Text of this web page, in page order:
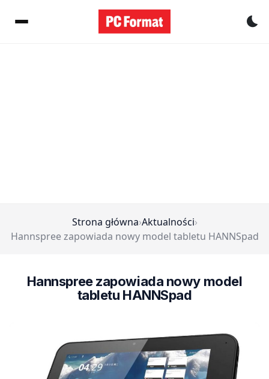
Strona główna›Aktualności›
Hannspree zapowiada nowy model tabletu HANNSpad
Hannspree zapowiada nowy model
tabletu HANNSpad